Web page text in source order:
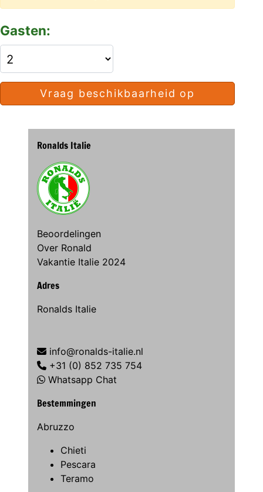
Gasten:
Vraag beschikbaarheid op
Ronalds Italie
Beoordelingen
Over Ronald
Vakantie Italie 2024
Adres
Ronalds Italie
info@ronalds-italie.nl
+31 (0) 852 735 754
Whatsapp Chat
Bestemmingen
Abruzzo
Chieti
Pescara
Teramo